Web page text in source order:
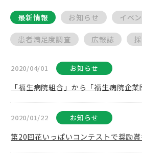
最新情報 お知らせ イベ
患者満足度調査 広報誌
2020/04/01 お知らせ
「福生病院組合」から「福生病院企業
2020/01/22 お知らせ
第20回花いっぱいコンテストで奨励賞